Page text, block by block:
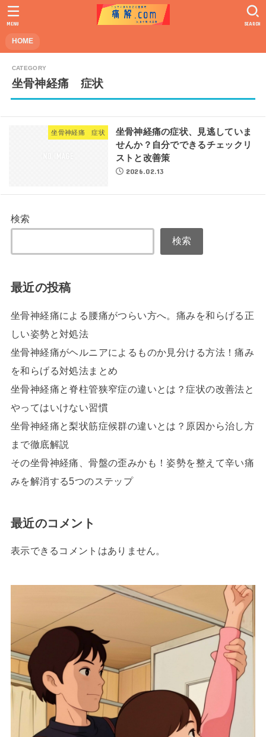
HOME
SEARCH
MENU
坐骨神経痛 症状
坐骨神経痛 症状
坐骨神経痛の症状、見逃していま
せんか？自分でできるチェックリ
ストと改善策
2026.02.13
検索
検索
最近の投稿
坐骨神経痛による腰痛がつらい方へ。痛みを和らげる正
しい姿勢と対処法
坐骨神経痛がヘルニアによるものか見分ける方法！痛み
を和らげる対処法まとめ
坐骨神経痛と脊柱管狭窄症の違いとは？症状の改善法と
やってはいけない習慣
坐骨神経痛と梨状筋症候群の違いとは？原因から治し方
まで徹底解説
その坐骨神経痛、骨盤の歪みかも！姿勢を整えて辛い痛
みを解消する5つのステップ
最近のコメント
表示できるコメントはありません。